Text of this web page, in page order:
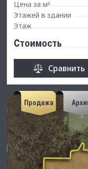
Цена за м²
Этажей в здании
Этаж
Стоимость
Сравнить
Продажа